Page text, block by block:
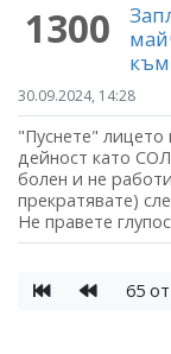
1300
30.09.2024, 14:28
"Пуснете"
дейност като
болен и не
прекратявате)
Не правете
65